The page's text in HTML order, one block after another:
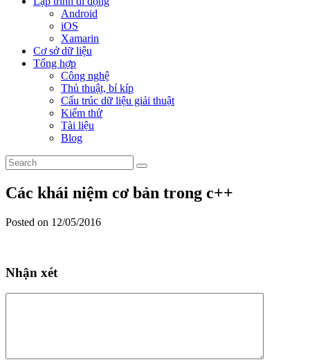
Android
iOS
Xamarin
Cơ sở dữ liệu
Tổng hợp
Công nghệ
Thủ thuật, bí kíp
Cấu trúc dữ liệu giải thuật
Kiểm thử
Tài liệu
Blog
Các khái niệm cơ bản trong c++
Posted on 12/05/2016
Nhận xét